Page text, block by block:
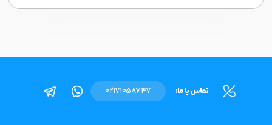
تماس با ما: 02171058747